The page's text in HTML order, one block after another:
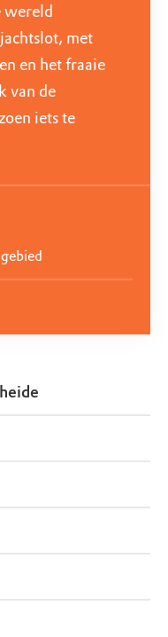
wereld
met
en het fraaie
van de
iets te